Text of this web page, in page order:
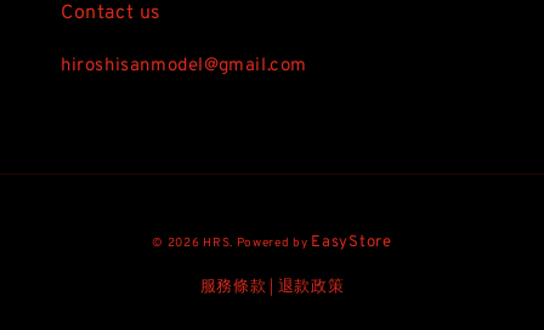
Contact us
hiroshisanmodel@gmail.com
© 2026 HRS. Powered by EasyStore
服務條款 退款政策